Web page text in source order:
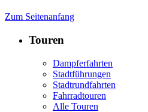
Zum Seitenanfang
Touren
Dampferfahrten
Stadtführungen
Stadtrundfahrten
Fahrradtouren
Alle Touren